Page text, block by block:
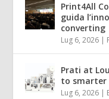
Print4All
guida
converting
Lug 6, 2026 |
Prati at
to smarter
Lug 6, 2026 |